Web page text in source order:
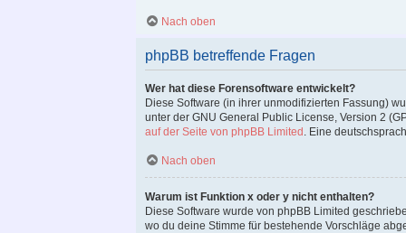
Nach oben
phpBB betreffende Fragen
Wer hat diese Forensoftware entwickelt?
Diese Software (in ihrer unmodifizierten Fassung)
unter der GNU General Public License, Version 2
auf der Seite von phpBB Limited . Eine
Nach oben
Warum ist Funktion x oder y nicht enthalten?
Diese Software wurde von phpBB Limited
wo du deine Stimme für bestehende Vorschläge